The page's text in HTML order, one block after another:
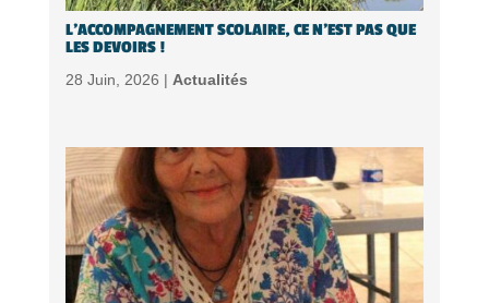
L’ACCOMPAGNEMENT SCOLAIRE, CE N’EST PAS QUE
LES DEVOIRS !
28 Juin, 2026 | Actualités